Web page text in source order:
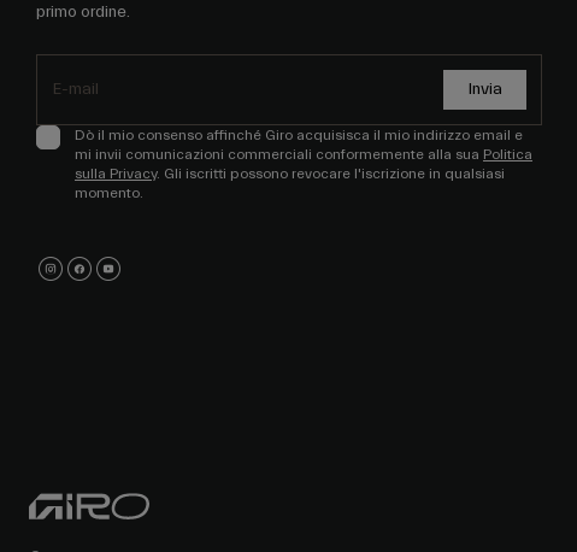
primo ordine.
Invia
Dò il mio consenso affinché Giro acquisisca il mio indirizzo email e
mi invii comunicazioni commerciali conformemente alla sua Politica
sulla Privacy. Gli iscritti possono revocare l'iscrizione in qualsiasi
momento.